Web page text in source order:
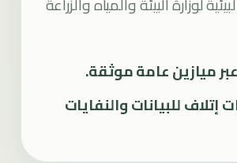
ميازين عامة موثقة.
إتلاف للبيانات والنفايات